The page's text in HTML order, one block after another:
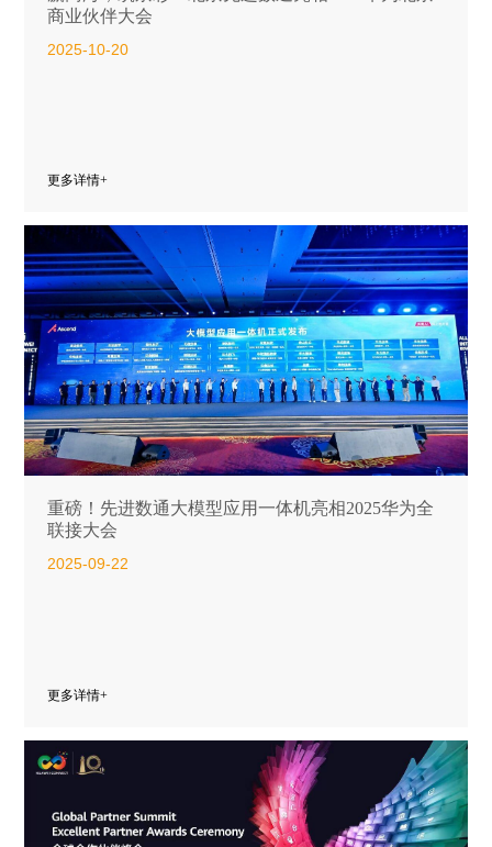
商业伙伴大会
2025-10-20
更多详情+
重磅！先进数通大模型应用一体机亮相2025华为全
联接大会
2025-09-22
更多详情+